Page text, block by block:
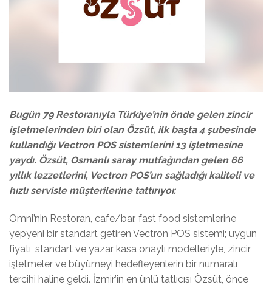
Bugün 79 Restoranıyla Türkiye’nin önde gelen zincir
işletmelerinden biri olan Özsüt, ilk başta 4 şubesinde
kullandığı Vectron POS sistemlerini 13 işletmesine
yaydı. Özsüt, Osmanlı saray mutfağından gelen 66
yıllık lezzetlerini, Vectron POS’un sağladığı kaliteli ve
hızlı servisle müşterilerine tattırıyor.
Omni’nin Restoran, cafe/bar, fast food sistemlerine
yepyeni bir standart getiren Vectron POS sistemi; uygun
fiyatı, standart ve yazar kasa onaylı modelleriyle, zincir
işletmeler ve büyümeyi hedefleyenlerin bir numaralı
tercihi haline geldi. İzmir’in en ünlü tatlıcısı Özsüt, önce